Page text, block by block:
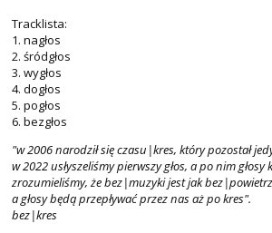
Tracklista:
1. nagłos
2. śródgłos
3. wygłos
4. dogłos
5. pogłos
6. bezgłos
"w 2006 narodził się czasu|kres, który pozostał
w 2022 usłyszeliśmy pierwszy głos, a po nim głosy
zrozumieliśmy, że bez|muzyki jest jak
a głosy będą przepływać przez nas aż po kres".
bez|kres